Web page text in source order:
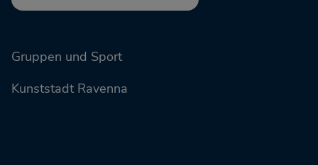
Gruppen und Sport
Kunststadt Ravenna